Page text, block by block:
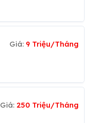
Giá: 9 Triệu/Tháng
Giá: 250 Triệu/Tháng